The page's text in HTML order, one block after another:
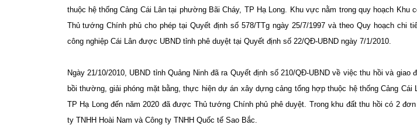
thuộc hệ thống Cảng Cái Lân tại phường Bãi Cháy, TP Hạ Long. Khu vực nằm trong quy hoạch Khu
Thủ tướng Chính phủ cho phép tại Quyết định số 578/TTg ngày 25/7/1997 và theo Quy hoạch chi
công nghiệp Cái Lân được UBND tỉnh phê duyệt tại Quyết định số 22/QĐ-UBND ngày 7/1/2010.
Ngày 21/10/2010, UBND tỉnh Quảng Ninh đã ra Quyết định số 210/QĐ-UBND về việc thu hồi và giao
bồi thường, giải phóng mặt bằng, thực hiện dự án xây dựng cảng tổng hợp thuộc hệ thống Cảng Cái
TP Hạ Long đến năm 2020 đã được Thủ tướng Chính phủ phê duyệt. Trong khu đất thu hồi có 2
ty TNHH Hoài Nam và Công ty TNHH Quốc tế Sao Bắc.